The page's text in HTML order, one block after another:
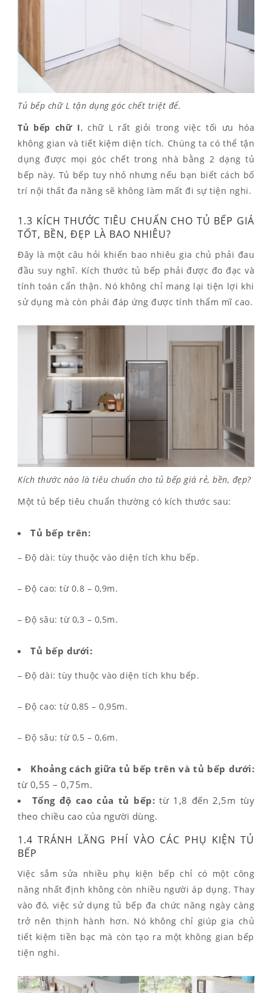
Tủ bếp chữ L tận dụng góc chết triệt để.
Tủ bếp chữ I, chữ L rất giỏi trong việc tối ưu hóa
không gian và tiết kiệm diện tích. Chúng ta có thể tận
dụng được mọi góc chết trong nhà bằng 2 dạng tủ
bếp này. Tủ bếp tuy nhỏ nhưng nếu bạn biết cách bố
trí nội thất đa năng sẽ không làm mất đi sự tiện nghi.
1.3 KÍCH THƯỚC TIÊU CHUẨN CHO TỦ BẾP GIÁ
TỐT, BỀN, ĐẸP LÀ BAO NHIÊU?
Đây là một câu hỏi khiến bao nhiêu gia chủ phải đau
đầu suy nghĩ. Kích thước tủ bếp phải được đo đạc và
tính toán cẩn thận. Nó không chỉ mang lại tiện lợi khi
sử dụng mà còn phải đáp ứng được tính thẩm mĩ cao.
Kích thước nào là tiêu chuẩn cho tủ bếp giá rẻ, bền, đẹp?
Một tủ bếp tiêu chuẩn thường có kích thước sau:
Tủ bếp trên:
– Độ dài: tùy thuộc vào diện tích khu bếp.
– Độ cao: từ 0.8 – 0,9m.
– Độ sâu: từ 0,3 – 0,5m.
Tủ bếp dưới:
– Độ dài: tùy thuộc vào diện tích khu bếp.
– Độ cao: từ 0,85 – 0,95m.
– Độ sâu: từ 0,5 – 0,6m.
Khoảng cách giữa tủ bếp trên và tủ bếp dưới:
từ 0,55 – 0,75m.
Tổng độ cao của tủ bếp: từ 1,8 đến 2,5m tùy
theo chiều cao của người dùng.
1.4 TRÁNH LÃNG PHÍ VÀO CÁC PHỤ KIỆN TỦ
BẾP
Việc sắm sửa nhiều phụ kiện bếp chỉ có một công
năng nhất định không còn nhiều người áp dụng. Thay
vào đó, việc sử dụng tủ bếp đa chức năng ngày càng
trở nên thịnh hành hơn. Nó không chỉ giúp gia chủ
tiết kiệm tiền bạc mà còn tạo ra một không gian bếp
tiện nghi.